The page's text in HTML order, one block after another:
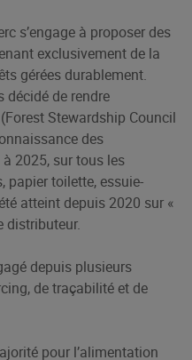
s’engage à proposer des
exclusivement de la
gérées durablement.
décidé de rendre
(Forest Stewardship Council
des
à 2025, sur tous les
papier toilette, essuie-
atteint depuis 2020 sur «
distributeur.
depuis plusieurs
de traçabilité et de
pour l’alimentation